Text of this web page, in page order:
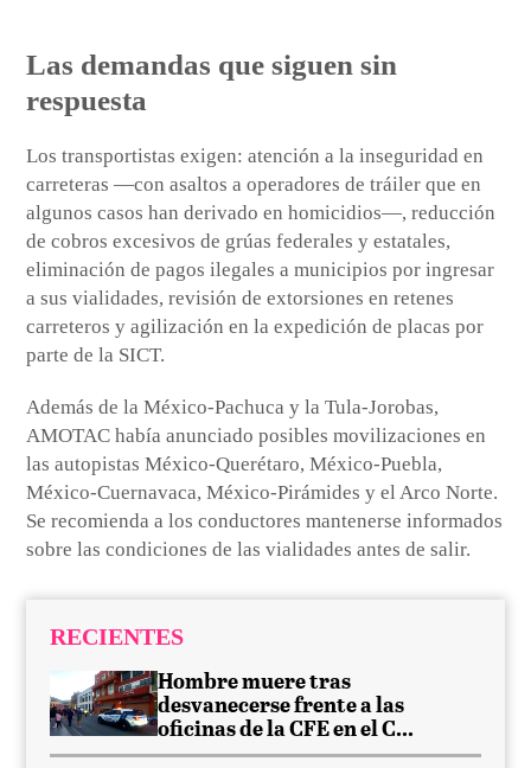
Las demandas que siguen sin
respuesta
Los transportistas exigen: atención a la inseguridad en
carreteras —con asaltos a operadores de tráiler que en
algunos casos han derivado en homicidios—, reducción
de cobros excesivos de grúas federales y estatales,
eliminación de pagos ilegales a municipios por ingresar
a sus vialidades, revisión de extorsiones en retenes
carreteros y agilización en la expedición de placas por
parte de la SICT.
Además de la México-Pachuca y la Tula-Jorobas,
AMOTAC había anunciado posibles movilizaciones en
las autopistas México-Querétaro, México-Puebla,
México-Cuernavaca, México-Pirámides y el Arco Norte.
Se recomienda a los conductores mantenerse informados
sobre las condiciones de las vialidades antes de salir.
RECIENTES
Hombre muere tras
desvanecerse frente a las
oficinas de la CFE en el C...